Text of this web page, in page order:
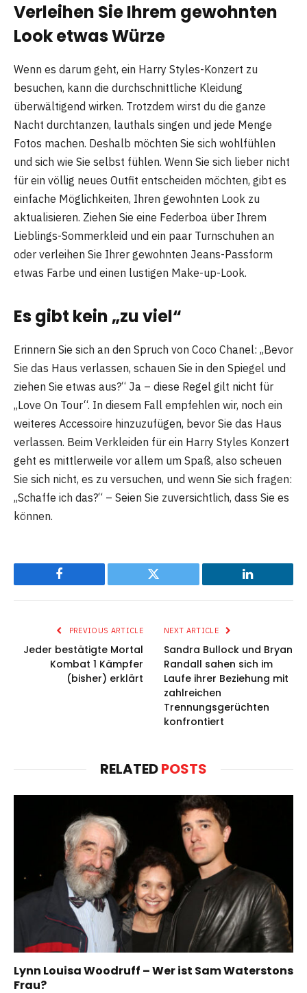
Verleihen Sie Ihrem gewohnten
Look etwas Würze
Wenn es darum geht, ein Harry Styles-Konzert zu
besuchen, kann die durchschnittliche Kleidung
überwältigend wirken. Trotzdem wirst du die ganze
Nacht durchtanzen, lauthals singen und jede Menge
Fotos machen. Deshalb möchten Sie sich wohlfühlen
und sich wie Sie selbst fühlen. Wenn Sie sich lieber nicht
für ein völlig neues Outfit entscheiden möchten, gibt es
einfache Möglichkeiten, Ihren gewohnten Look zu
aktualisieren. Ziehen Sie eine Federboa über Ihrem
Lieblings-Sommerkleid und ein paar Turnschuhen an
oder verleihen Sie Ihrer gewohnten Jeans-Passform
etwas Farbe und einen lustigen Make-up-Look.
Es gibt kein „zu viel“
Erinnern Sie sich an den Spruch von Coco Chanel: „Bevor
Sie das Haus verlassen, schauen Sie in den Spiegel und
ziehen Sie etwas aus?“ Ja – diese Regel gilt nicht für
„Love On Tour“. In diesem Fall empfehlen wir, noch ein
weiteres Accessoire hinzuzufügen, bevor Sie das Haus
verlassen. Beim Verkleiden für ein Harry Styles Konzert
geht es mittlerweile vor allem um Spaß, also scheuen
Sie sich nicht, es zu versuchen, und wenn Sie sich fragen:
„Schaffe ich das?“ – Seien Sie zuversichtlich, dass Sie es
können.
Facebook Twitter LinkedIn
PREVIOUS ARTICLE
Jeder bestätigte Mortal
Kombat 1 Kämpfer
(bisher) erklärt
NEXT ARTICLE
Sandra Bullock und Bryan
Randall sahen sich im
Laufe ihrer Beziehung mit
zahlreichen
Trennungsgerüchten
konfrontiert
RELATEDPOSTS
Lynn Louisa Woodruff – Wer ist Sam Waterstons
Frau?